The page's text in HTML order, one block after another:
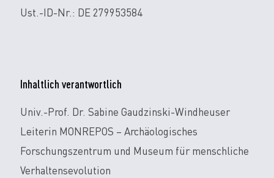
Ust.-ID-Nr.: DE 279953584
Inhaltlich verantwortlich
Univ.-Prof. Dr. Sabine Gaudzinski-Windheuser
Leiterin MONREPOS – Archäologisches
Forschungszentrum und Museum für menschliche
Verhaltensevolution